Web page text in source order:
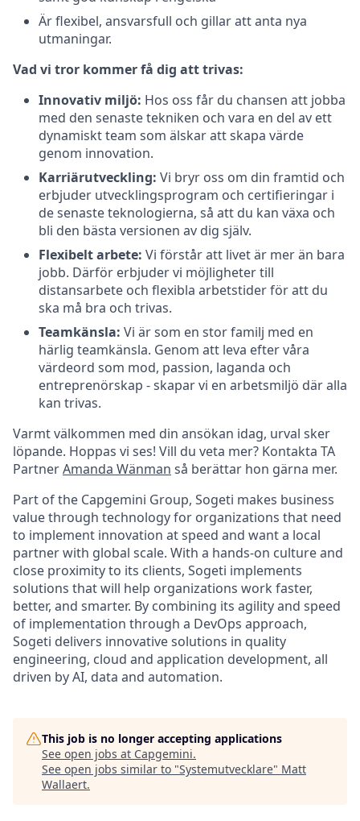
Är flexibel, ansvarsfull och gillar att anta nya
utmaningar.
Vad vi tror kommer få dig att trivas:
Innovativ miljö: Hos oss får du chansen att jobba
med den senaste tekniken och vara en del av ett
dynamiskt team som älskar att skapa värde
genom innovation.
Karriärutveckling: Vi bryr oss om din framtid och
erbjuder utvecklingsprogram och certifieringar i
de senaste teknologierna, så att du kan växa och
bli den bästa versionen av dig själv.
Flexibelt arbete: Vi förstår att livet är mer än bara
jobb. Därför erbjuder vi möjligheter till
distansarbete och flexibla arbetstider för att du
ska må bra och trivas.
Teamkänsla: Vi är som en stor familj med en
härlig teamkänsla. Genom att leva efter våra
värdeord som mod, passion, laganda och
entreprenörskap - skapar vi en arbetsmiljö där alla
kan trivas.
Varmt välkommen med din ansökan idag, urval sker
löpande. Hoppas vi ses! Vill du veta mer? Kontakta TA
PartnerAmanda Wänman så berättar hon gärna mer.
Part of the Capgemini Group, Sogeti makes business
value through technology for organizations that need
to implement innovation at speed and want a local
partner with global scale. With a hands-on culture and
close proximity to its clients, Sogeti implements
solutions that will help organizations work faster,
better, and smarter. By combining its agility and speed
of implementation through a DevOps approach,
Sogeti delivers innovative solutions in quality
engineering, cloud and application development, all
driven by AI, data and automation.​
This job is no longer accepting applications
See open jobs at Capgemini.
See open jobs similar to "Systemutvecklare" Matt
Wallaert.